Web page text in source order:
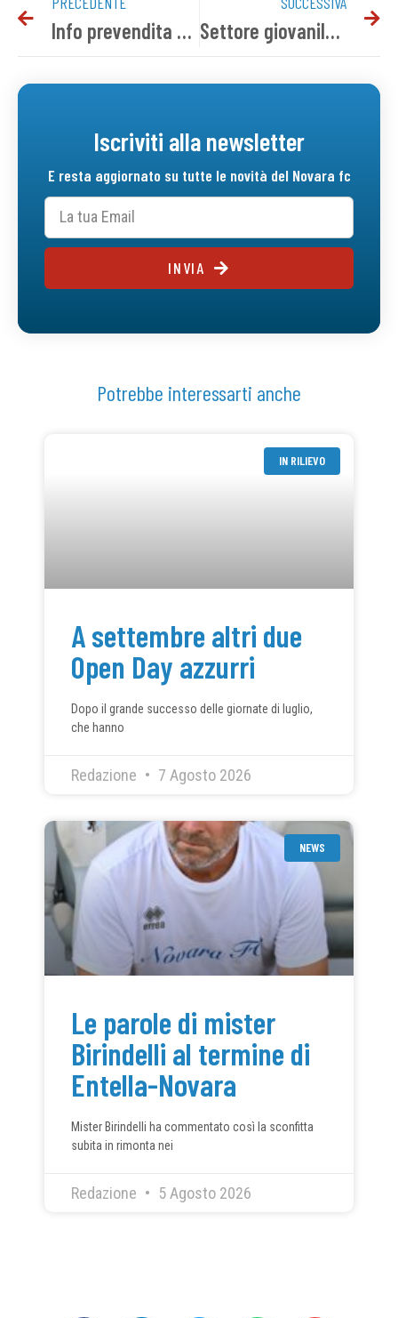
Info prevendita Novara-Pro Patria Settore giovanile, il programma del weekend
Iscriviti alla newsletter
E resta aggiornato su tutte le novità del Novara fc
INVIA
Potrebbe interessarti anche
IN RILIEVO
A settembre altri due
Open Day azzurri
Dopo il grande successo delle giornate di luglio,
che hanno
Redazione 7 Agosto 2026
NEWS
Le parole di mister
Birindelli al termine di
Entella-Novara
Mister Birindelli ha commentato così la sconfitta
subita in rimonta nei
Redazione 5 Agosto 2026